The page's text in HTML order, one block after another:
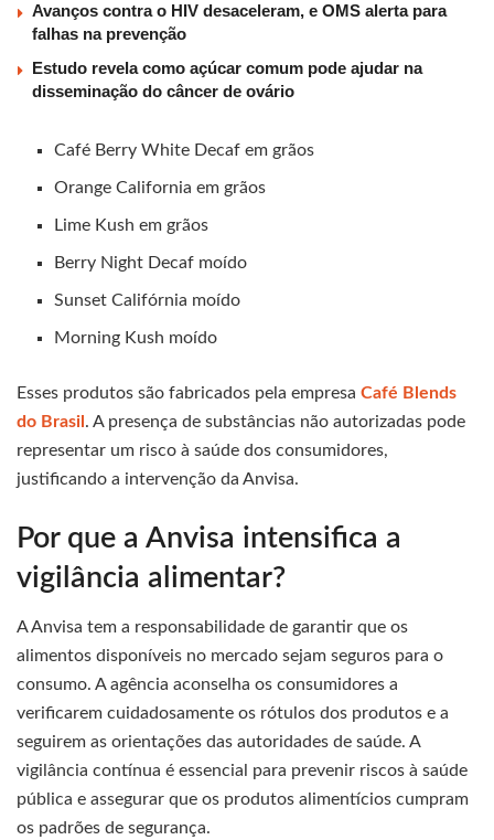
Avanços contra o HIV desaceleram, e OMS alerta para
falhas na prevenção
Estudo revela como açúcar comum pode ajudar na
disseminação do câncer de ovário
Café Berry White Decaf em grãos
Orange California em grãos
Lime Kush em grãos
Berry Night Decaf moído
Sunset Califórnia moído
Morning Kush moído
Esses produtos são fabricados pela empresa Café Blends
do Brasil . A presença de substâncias não autorizadas pode
representar um risco à saúde dos consumidores,
justificando a intervenção da Anvisa.
Por que a Anvisa intensifica a
vigilância alimentar?
A Anvisa tem a responsabilidade de garantir que os
alimentos disponíveis no mercado sejam seguros para o
consumo. A agência aconselha os consumidores a
verificarem cuidadosamente os rótulos dos produtos e a
seguirem as orientações das autoridades de saúde. A
vigilância contínua é essencial para prevenir riscos à saúde
pública e assegurar que os produtos alimentícios cumpram
os padrões de segurança.